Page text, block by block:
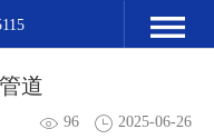
道
96 2025-06-26